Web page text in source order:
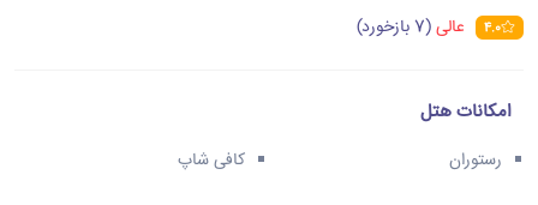
4.0 عالی(7 بازخورد)
امکانات هتل
رستوران کافی شاپ